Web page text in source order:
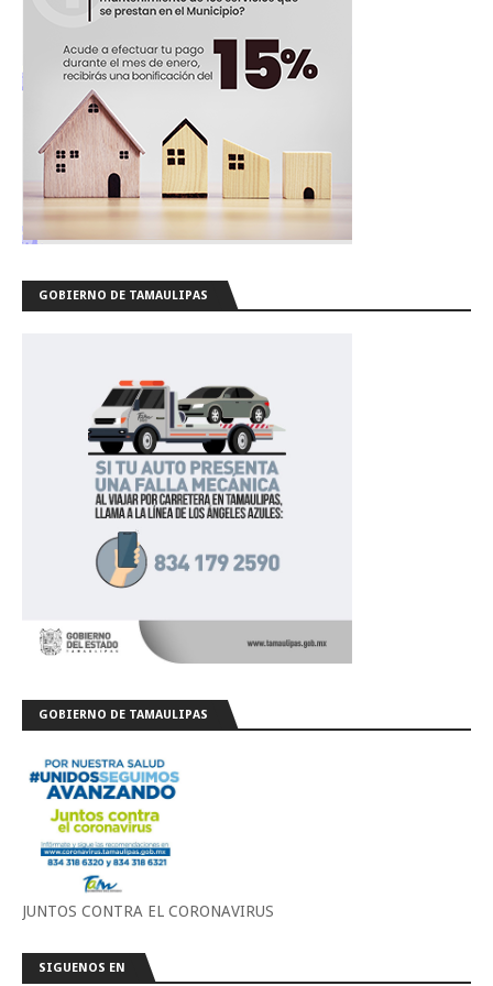
GOBIERNO DE TAMAULIPAS
GOBIERNO DE TAMAULIPAS
JUNTOS CONTRA EL CORONAVIRUS
SIGUENOS EN